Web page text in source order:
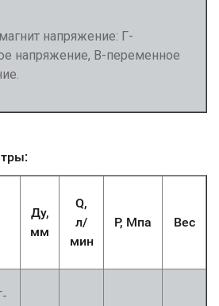
напряжение: Г-
напряжение, В-переменное
Ду,
мм
Q,
л/
мин
P, Мпа Вес